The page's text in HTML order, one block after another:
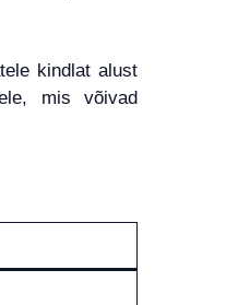
kindlat alust
mis võivad